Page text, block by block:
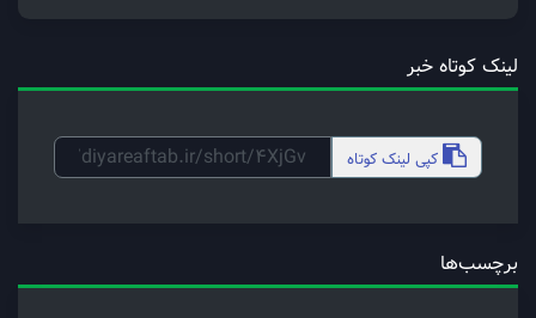
لینک کوتاه خبر
کپی لینک کوتاه
برچسب‌ها